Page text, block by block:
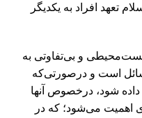
تعهد افراد به یکدیگر
و بی‌تفاوتی به
است و درصورتی‌که
داده شود، درخصوص آنها
اهمیت می‌شود؛ که در